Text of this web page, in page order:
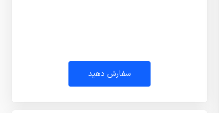
سفارش دهید